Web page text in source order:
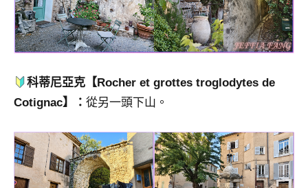
科蒂尼亞克 【Rocher et grottes troglodytes de
Cotignac】： 從另一頭下山。